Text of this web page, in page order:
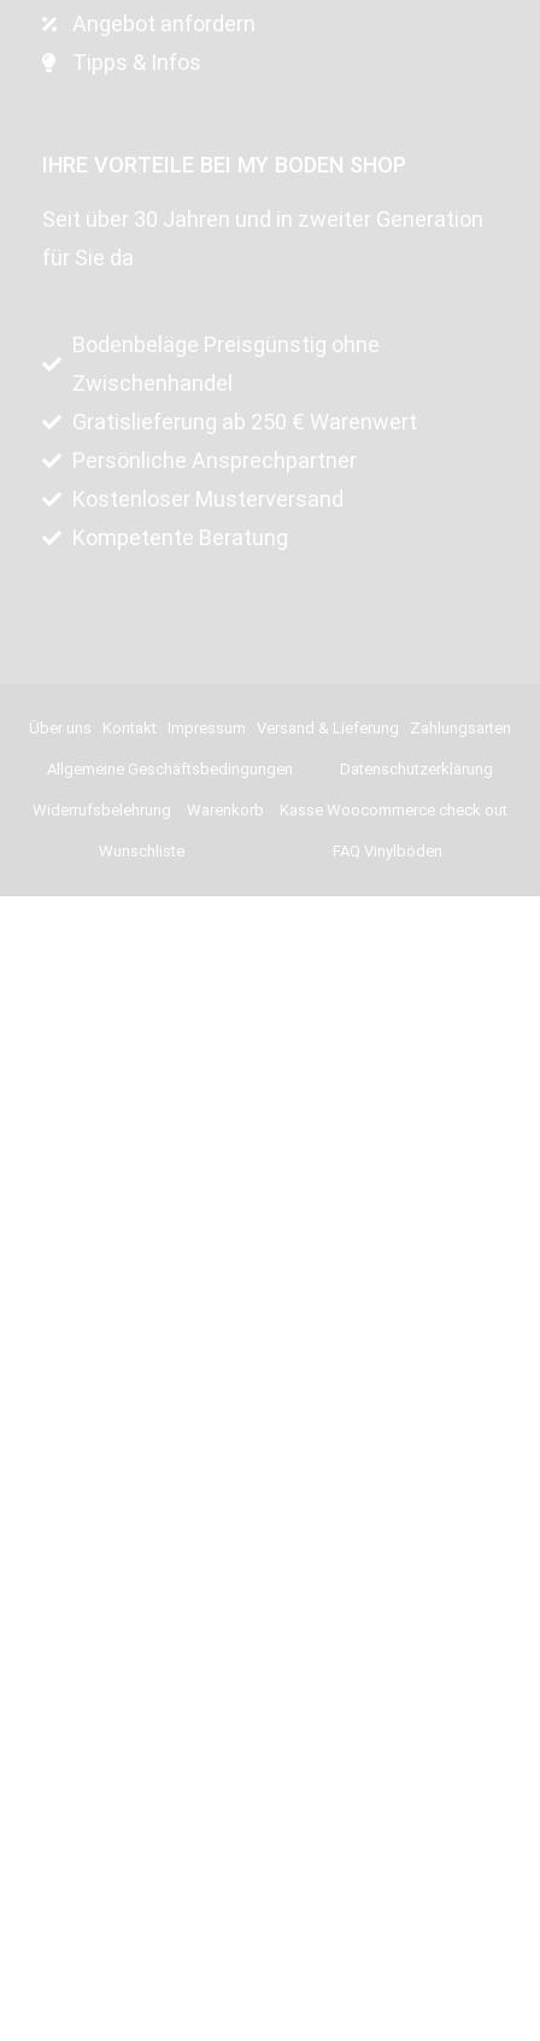
Angebot anfordern
Tipps & Infos
IHRE VORTEILE BEI MY BODEN SHOP
Seit über 30 Jahren und in zweiter Generation
für Sie da
Bodenbeläge Preisgünstig ohne
Zwischenhandel
Gratislieferung ab 250 € Warenwert
Persönliche Ansprechpartner
Kostenloser Musterversand
Kompetente Beratung
Über uns Kontakt Impressum Versand & Lieferung Zahlungsarten
Allgemeine Geschäftsbedingungen Datenschutzerklärung
Widerrufsbelehrung Warenkorb Kasse Woocommerce check out
Wunschliste FAQ Vinylböden